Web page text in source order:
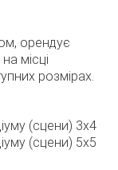
орендує
місці
розмірах.
(сцени) 3х4
(сцени) 5х5